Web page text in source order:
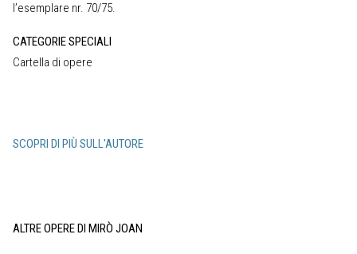
l’esemplare nr. 70/75.
CATEGORIE SPECIALI
Cartella di opere
SCOPRI DI PIÙ SULL'AUTORE
ALTRE OPERE DI MIRÒ JOAN